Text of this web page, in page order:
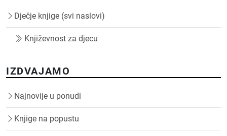
Dječje knjige (svi naslovi)
Književnost za djecu
IZDVAJAMO
Najnovije u ponudi
Knjige na popustu